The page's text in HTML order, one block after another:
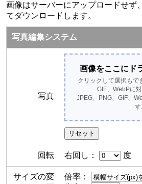
画像はサーバーにアップロードせず
てダウンロードします。
写真編集システム
写真
画像をここにド
クリックして選択もで
GIF、WebPに
JPEG、PNG、GIF、
す
回転 右回し： 度
サイズの変
倍率：